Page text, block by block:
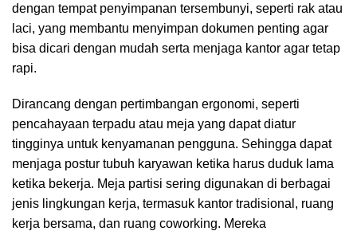
dengan tempat penyimpanan tersembunyi, seperti rak atau
laci, yang membantu menyimpan dokumen penting agar
bisa dicari dengan mudah serta menjaga kantor agar tetap
rapi.
Dirancang dengan pertimbangan ergonomi, seperti
pencahayaan terpadu atau meja yang dapat diatur
tingginya untuk kenyamanan pengguna. Sehingga dapat
menjaga postur tubuh karyawan ketika harus duduk lama
ketika bekerja. Meja partisi sering digunakan di berbagai
jenis lingkungan kerja, termasuk kantor tradisional, ruang
kerja bersama, dan ruang coworking. Mereka